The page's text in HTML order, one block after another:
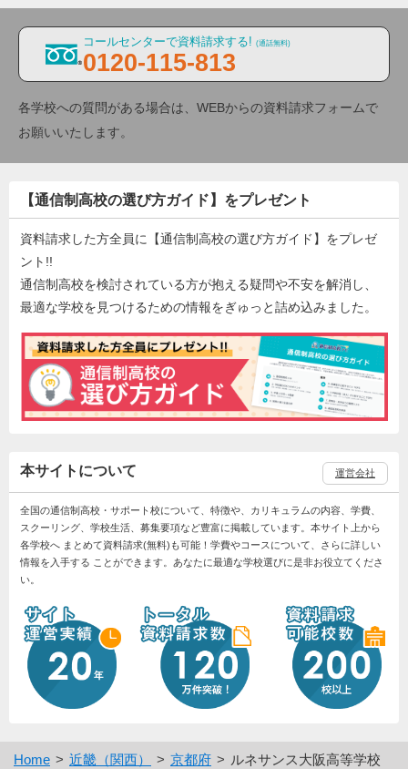
コールセンターで資料請求する! (通話無料)
0120-115-813
各学校への質問がある場合は、WEBからの資料請求フォームで
お願いいたします。
【通信制高校の選び方ガイド】をプレゼント
資料請求した方全員に【通信制高校の選び方ガイド】をプレゼ
ント!!
通信制高校を検討されている方が抱える疑問や不安を解消し、
最適な学校を見つけるための情報をぎゅっと詰め込みました。
本サイトについて 運営会社
全国の通信制高校・サポート校について、特徴や、カリキュラムの内容、学費、
スクーリング、学校生活、募集要項など豊富に掲載しています。本サイト上から
各学校へ まとめて資料請求(無料)も可能！学費やコースについて、さらに詳しい
情報を入手する ことができます。あなたに最適な学校選びに是非お役立てくださ
い。
Home 近畿（関西） 京都府 ルネサンス大阪高等学校